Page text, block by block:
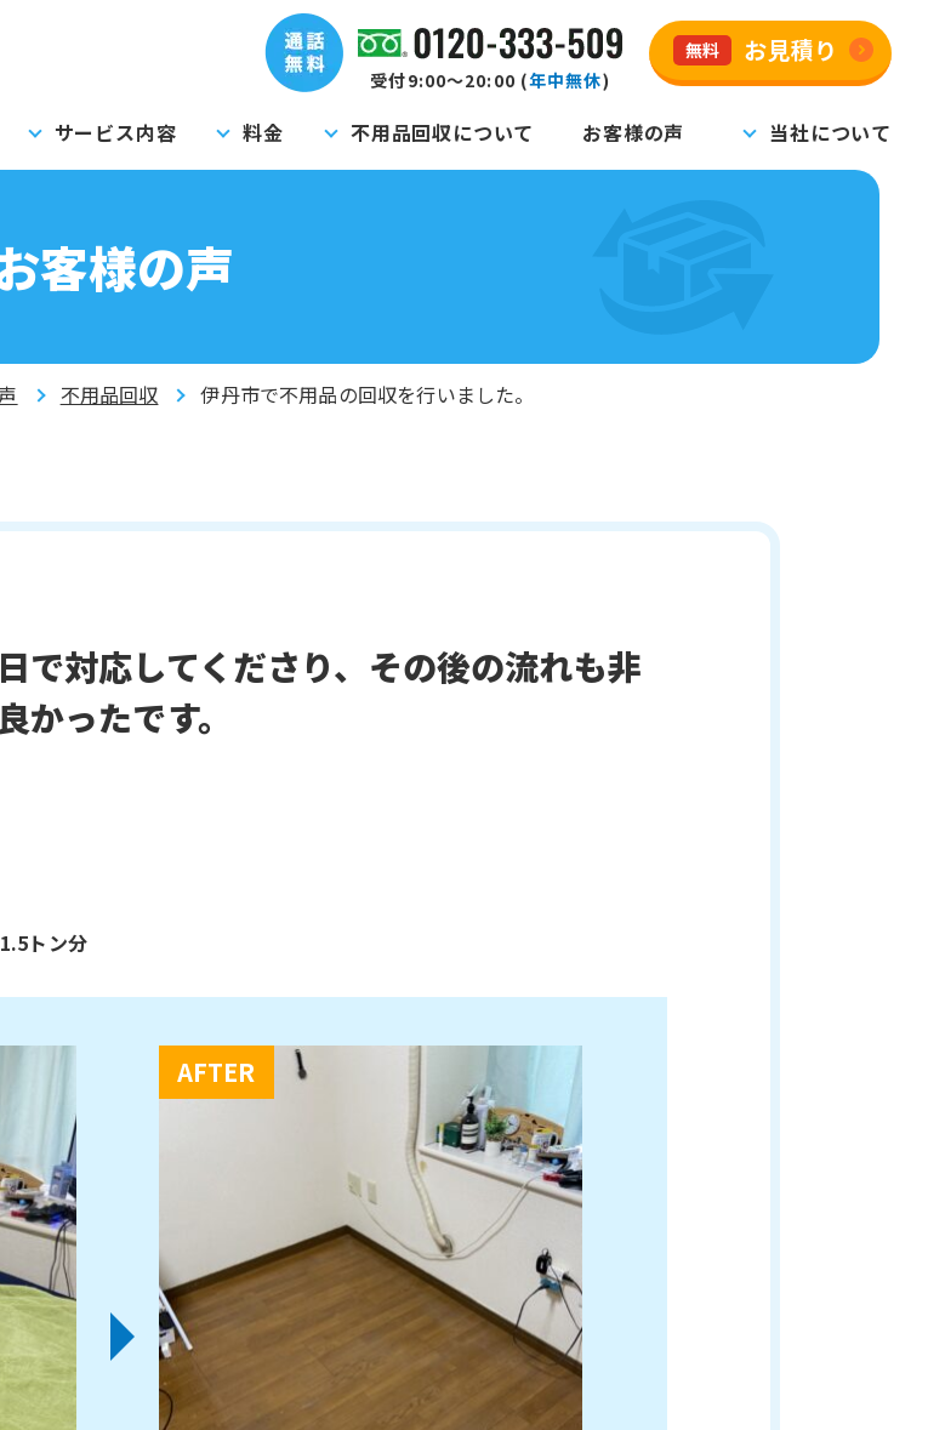
受付9:00～20:00 (年中無休)
無料 お見積り
サービス内容 料金 不用品回収について お客様の声 当社について
客様の声
不用品回収 伊丹市で不用品の回収を行いました。
で対応してくださり、その後の流れも非
かったです。
1.5トン分